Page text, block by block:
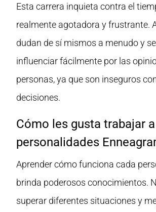
Esta carrera inquieta contra el
realmente agotadora y frustrante.
dudan de sí mismos a menudo y
influenciar fácilmente por las
personas, ya que son inseguros
decisiones.
Cómo les gusta trabajar
personalidades
Aprender cómo funciona cada
brinda poderosos conocimientos.
superar diferentes situaciones y